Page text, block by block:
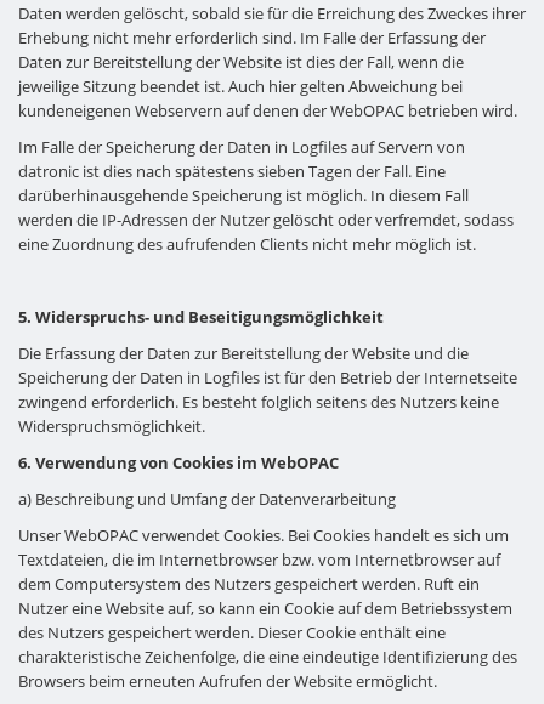
Daten werden gelöscht, sobald sie für die Erreichung des Zweckes ihrer
Erhebung nicht mehr erforderlich sind. Im Falle der Erfassung der
Daten zur Bereitstellung der Website ist dies der Fall, wenn die
jeweilige Sitzung beendet ist. Auch hier gelten Abweichung bei
kundeneigenen Webservern auf denen der WebOPAC betrieben wird.
Im Falle der Speicherung der Daten in Logfiles auf Servern von
datronic ist dies nach spätestens sieben Tagen der Fall. Eine
darüberhinausgehende Speicherung ist möglich. In diesem Fall
werden die IP-Adressen der Nutzer gelöscht oder verfremdet, sodass
eine Zuordnung des aufrufenden Clients nicht mehr möglich ist.
5. Widerspruchs- und Beseitigungsmöglichkeit
Die Erfassung der Daten zur Bereitstellung der Website und die
Speicherung der Daten in Logfiles ist für den Betrieb der Internetseite
zwingend erforderlich. Es besteht folglich seitens des Nutzers keine
Widerspruchsmöglichkeit.
6. Verwendung von Cookies im WebOPAC
a) Beschreibung und Umfang der Datenverarbeitung
Unser WebOPAC verwendet Cookies. Bei Cookies handelt es sich um
Textdateien, die im Internetbrowser bzw. vom Internetbrowser auf
dem Computersystem des Nutzers gespeichert werden. Ruft ein
Nutzer eine Website auf, so kann ein Cookie auf dem Betriebssystem
des Nutzers gespeichert werden. Dieser Cookie enthält eine
charakteristische Zeichenfolge, die eine eindeutige Identifizierung des
Browsers beim erneuten Aufrufen der Website ermöglicht.